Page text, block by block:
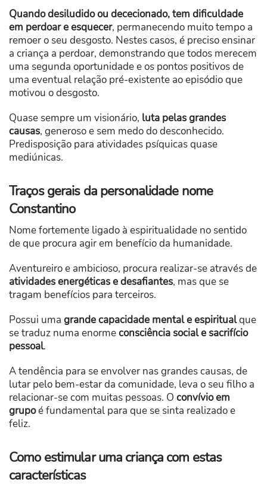
Quando desiludido ou dececionado, tem dificuldade
em perdoar e esquecer, permanecendo muito tempo a
remoer o seu desgosto. Nestes casos, é preciso ensinar
a criança a perdoar, demonstrando que todos merecem
uma segunda oportunidade e os pontos positivos de
uma eventual relação pré-existente ao episódio que
motivou o desgosto.
Quase sempre um visionário, luta pelas grandes
causas, generoso e sem medo do desconhecido.
Predisposição para atividades psíquicas quase
mediúnicas.
Traços gerais da personalidade nome
Constantino
Nome fortemente ligado à espiritualidade no sentido
de que procura agir em benefício da humanidade.
Aventureiro e ambicioso, procura realizar-se através de
atividades energéticas e desafiantes, mas que se
tragam benefícios para terceiros.
Possui uma grande capacidade mental e espiritualque
se traduz numa enormeconsciência social e sacrifício
pessoal.
A tendência para se envolver nas grandes causas, de
lutar pelo bem-estar da comunidade, leva o seu filho a
relacionar-se com muitas pessoas. O convívio em
grupoé fundamental para que se sinta realizado e
feliz.
Como estimular uma criança com estas
características